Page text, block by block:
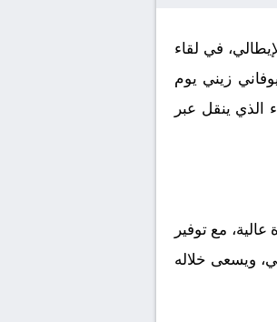
في لقاء
زيني يوم
اللقاء الذي ينقل عبر
مع توفير
ويسعى خلاله